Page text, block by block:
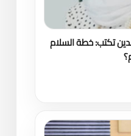
تكتب: خطة السلام